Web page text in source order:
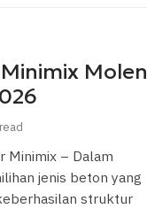
Molen
Minimix – Dalam
jenis beton yang
struktur